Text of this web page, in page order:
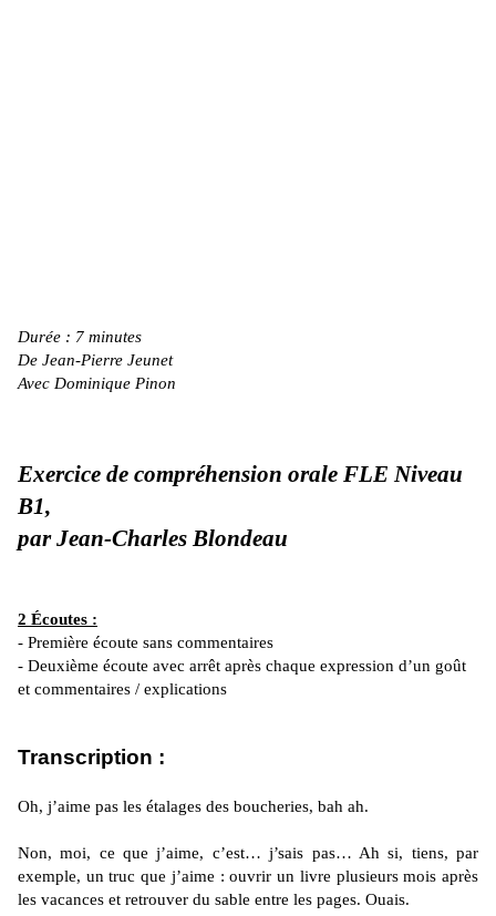
Durée : 7 minutes
De Jean-Pierre Jeunet
Avec Dominique Pinon
Exercice de compréhension orale FLE Niveau
B1,
par Jean-Charles Blondeau
2 Écoutes :
- Première écoute sans commentaires
- Deuxième écoute avec arrêt après chaque expression d’un goût
et commentaires / explications
Transcription :
Oh, j’aime pas les étalages des boucheries, bah ah.
Non, moi, ce que j’aime, c’est… j’sais pas… Ah si, tiens, par
exemple, un truc que j’aime : ouvrir un livre plusieurs mois après
les vacances et retrouver du sable entre les pages. Ouais.